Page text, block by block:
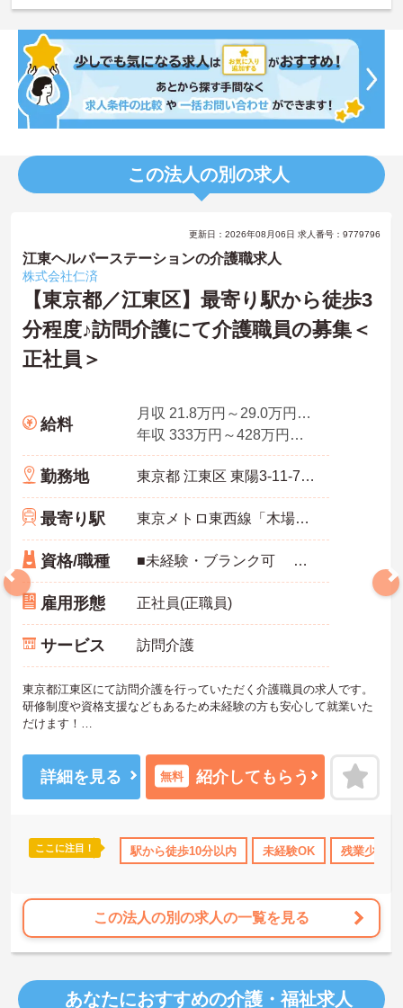
この法人の別の求人
日110日以上 資格取得サポート 社会保険完備 交通費支給
更新日：2026年08月06日 求人番号：9779796
江東ヘルパーステーションの介護職求人
株式会社仁済
【東京都／江東区】最寄り駅から徒歩3
分程度♪訪問介護にて介護職員の募集＜
正社員＞
給料
月収 21.8万円～29.0万円程度※諸手当込み
年収 333万円～428万円程度
勤務地 東京都 江東区 東陽3-11-7 岩瀬ビル2階
最寄り駅 東京メトロ東西線「木場駅」徒歩3分
資格/職種 ■未経験・ブランク可 ■介護職員初任者研修（旧ヘルパー2級）以上 ■実務者研修修了者、介護福祉士歓迎
雇用形態 正社員(正職員)
サービス 訪問介護
東京都江東区にて訪問介護を行っていただく介護職員の求人です。
研修制度や資格支援などもあるため未経験の方も安心して就業いた
だけます！
ご興味のある方には、面接対策ポイントなど、さらに詳細をお話し
いたしますのでお気軽にご相談ください！
詳細を見る 無料 紹介してもらう
ここに注目！ 駅から徒歩10分以内 未経験OK 残業少なめ
この法人の別の求人の一覧を見る
あなたにおすすめの介護・福祉求人